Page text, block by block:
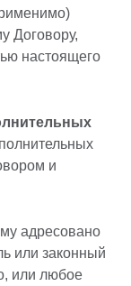
Договору,
настоящего
и
адресовано
или законный
или любое